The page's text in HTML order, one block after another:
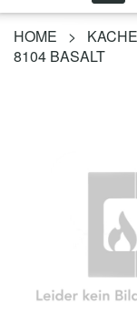
HOME >
8104 BASALT